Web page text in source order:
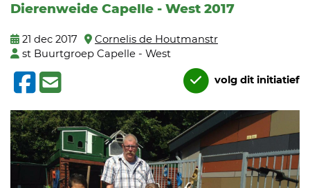
Dierenweide Capelle - West 2017
21 dec 2017
Cornelis de Houtmanstr
st Buurtgroep Capelle - West
volg dit initiatief